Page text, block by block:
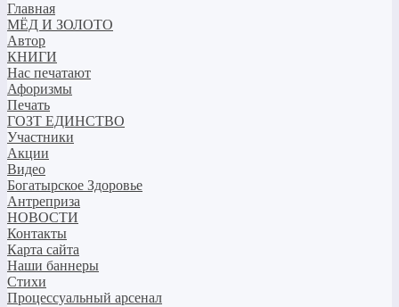
Главная
МЁД И ЗОЛОТО
Автор
КНИГИ
Нас печатают
Афоризмы
Печать
ГОЗТ ЕДИНСТВО
Участники
Акции
Видео
Богатырское Здоровье
Антреприза
НОВОСТИ
Контакты
Карта сайта
Наши баннеры
Стихи
Процессуальный арсенал